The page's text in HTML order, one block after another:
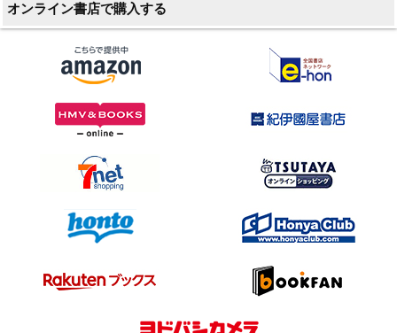
オンライン書店で購入する